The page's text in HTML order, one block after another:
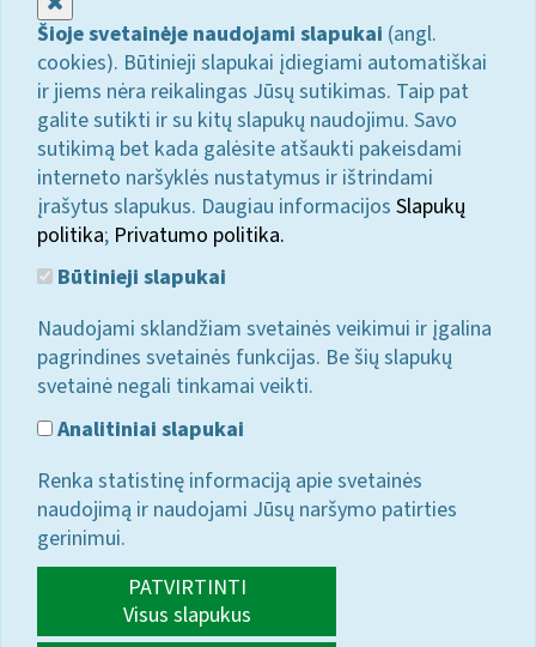
Šioje svetainėje naudojami slapukai (angl.
cookies). Būtinieji slapukai įdiegiami automatiškai
ir jiems nėra reikalingas Jūsų sutikimas. Taip pat
galite sutikti ir su kitų slapukų naudojimu. Savo
sutikimą bet kada galėsite atšaukti pakeisdami
interneto naršyklės nustatymus ir ištrindami
įrašytus slapukus. Daugiau informacijos Slapukų
politika; Privatumo politika.
Būtinieji slapukai
Naudojami sklandžiam svetainės veikimui ir įgalina
pagrindines svetainės funkcijas. Be šių slapukų
svetainė negali tinkamai veikti.
Analitiniai slapukai
Renka statistinę informaciją apie svetainės
naudojimą ir naudojami Jūsų naršymo patirties
gerinimui.
PATVIRTINTI
Visus slapukus